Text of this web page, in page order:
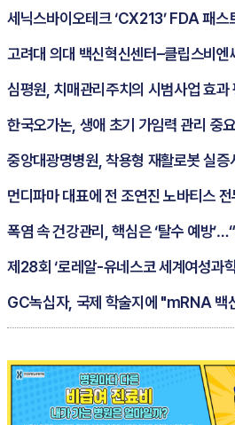
세닉스바이오테크 ‘CX213’ FDA 패스
고려대 의대 백신혁신센터–클립스비
심평원, 치매관리주치의 시범사업 효과
한국오가논, 생애 초기 가임력 관리 중
중앙대광명병원, 착용형 재활로봇 실증
먼디파마 대표에 전 조연진 노바티스 전
폭염 속 건강관리, 핵심은 ‘탈수 예방
제28회 ‘로레알-유네스코 세계여성과
GC녹십자, 국제 학술지에 "mRNA 백